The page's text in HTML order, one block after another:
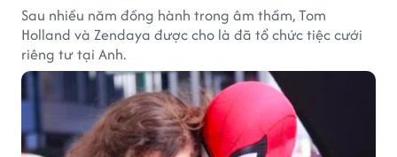
Sau nhiều năm đồng hành trong âm thầm, Tom
Holland và Zendaya được cho là đã tổ chức tiệc cưới
riêng tư tại Anh.